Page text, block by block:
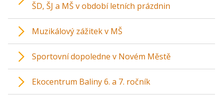
ŠD, ŠJ a MŠ v období letních prázdnin
Muzikálový zážitek v MŠ
Sportovní dopoledne v Novém Městě
Ekocentrum Baliny 6. a 7. ročník